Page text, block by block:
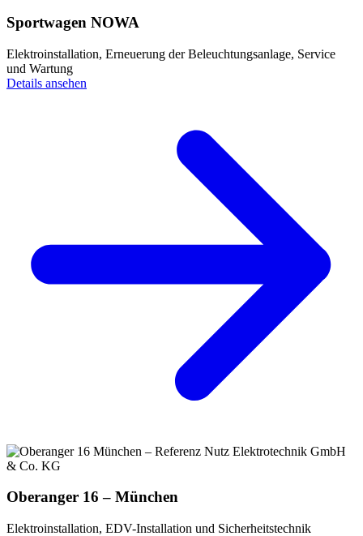
Sportwagen NOWA
Elektroinstallation, Erneuerung der Beleuchtungsanlage, Service
und Wartung
Details ansehen
Oberanger 16 – München
Elektroinstallation, EDV-Installation und Sicherheitstechnik